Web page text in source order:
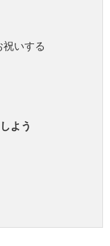
祝いする
よう